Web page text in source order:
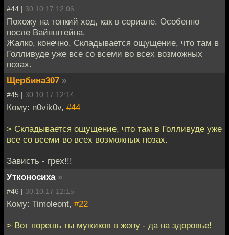
#44 | 30.10.17 12:06
Похожу на тонкий ход, как в сериале. Особенно
после Вайнштейна.
Жалко, конечно. Складывается ощущение, что там в
Голливуде уже все со всеми во всех возможных
позах.
Щербина307 »
#45 | 30.10.17 12:14
Кому: n0vik0v, #44
> Складывается ощущение, что там в Голливуде уже
все со всеми во всех возможных позах.
Зависть - грех!!!
Утконосиха »
#46 | 30.10.17 12:15
Кому: Timoleont, #22
> Вот порешь ты мужиков в жопу - да на здоровье!